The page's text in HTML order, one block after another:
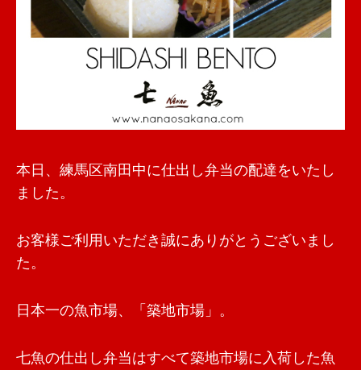
本日、練馬区南田中に仕出し弁当の配達をいたし
ました。
お客様ご利用いただき誠にありがとうございまし
た。
日本一の魚市場、「築地市場」。
七魚の仕出し弁当はすべて築地市場に入荷した魚